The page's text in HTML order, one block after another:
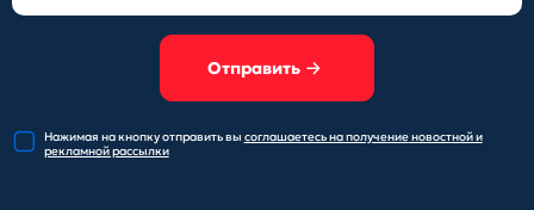
Отправить
Нажимая на кнопку отправитьвы соглашаетесь на получениеновостной и
рекламной рассылки